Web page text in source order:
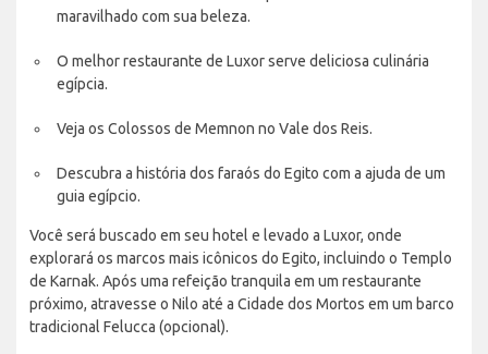
maravilhado com sua beleza.
O melhor restaurante de Luxor serve deliciosa culinária
egípcia.
Veja os Colossos de Memnon no Vale dos Reis.
Descubra a história dos faraós do Egito com a ajuda de um
guia egípcio.
Você será buscado em seu hotel e levado a Luxor, onde
explorará os marcos mais icônicos do Egito, incluindo o Templo
de Karnak. Após uma refeição tranquila em um restaurante
próximo, atravesse o Nilo até a Cidade dos Mortos em um barco
tradicional Felucca (opcional).